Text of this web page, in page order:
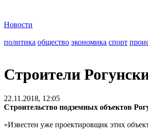
Новости
политика общество экономика спорт
Строители
22.11.2018, 12:05
Строительство подземных объектов
«Известен уже проектировщик этих